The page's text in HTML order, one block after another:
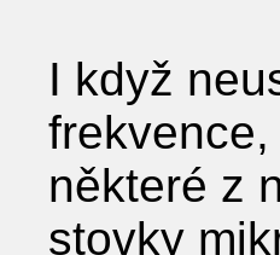
I když
některé z
stovky